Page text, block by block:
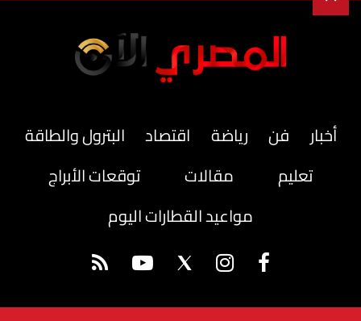
أخبار فن رياضة اقتصاد
البترول والطاقة
تعليم
مقالات
توقعات الأبراج
مواعيد القطارات اليوم